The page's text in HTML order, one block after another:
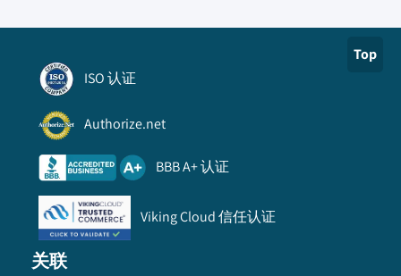
Top
ISO 认证
Authorize.net
BBB A+ 认证
Viking Cloud 信任认证
关联